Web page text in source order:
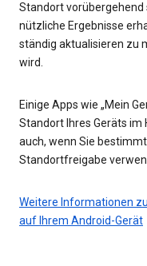
Standort vorübergehend
nützliche Ergebnisse
ständig aktualisieren zu
wird.
Einige Apps wie „Mein
Standort Ihres Geräts im
auch, wenn Sie
Standortfreigabe
Weitere Informationen
auf Ihrem Android-Gerät